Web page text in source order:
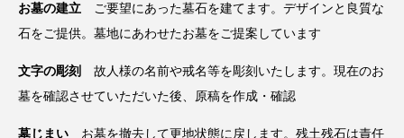
お墓の建立 ご要望にあった墓石を建てます。デザインと良質な
石をご提供。墓地にあわせたお墓をご提案しています
文字の彫刻
故人様の名前や戒名等を彫刻いたします。現在のお
墓を確認させていただいた後、原稿を作成・確認
墓じまい お墓を撤去して更地状態に戻します。残土残石は責任